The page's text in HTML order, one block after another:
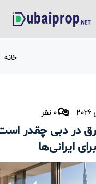
خانه
0 نظر
در دبی چقدر